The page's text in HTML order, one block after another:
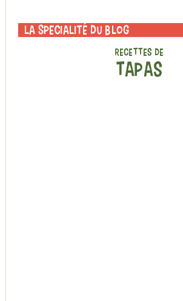
La specialité du blog
RECETTES DE
TAPAS